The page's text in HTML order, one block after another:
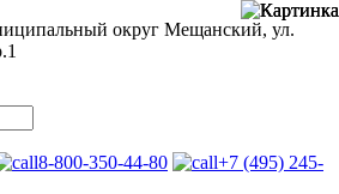
округ Мещанский, ул.
8-800-350-44-80
+7 (495) 245-